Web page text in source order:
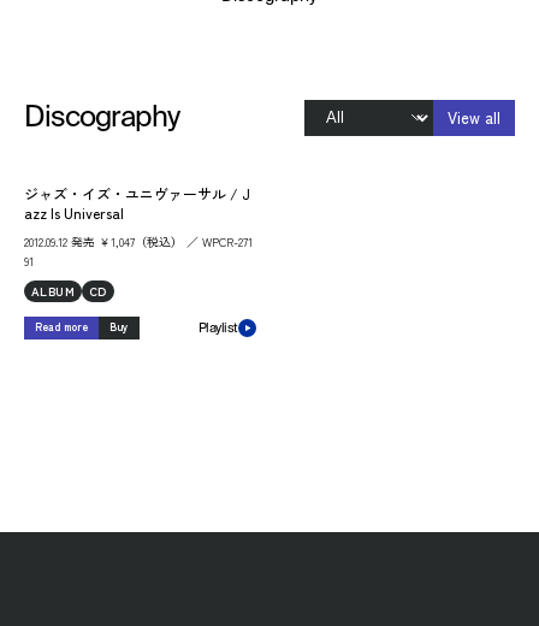
Discography View all
ジャズ・イズ・ユニヴァーサル / J
azz Is Universal
2012.09.12 発売 ￥1,047（税込） ／ WPCR-271
91
ALBUM
CD
Read more Buy Playlist